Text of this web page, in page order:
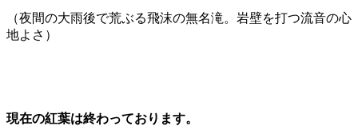
（夜間の大雨後で荒ぶる飛沫の無名滝。岩壁を打つ流音の心
地よさ）
現在の紅葉は終わっております。